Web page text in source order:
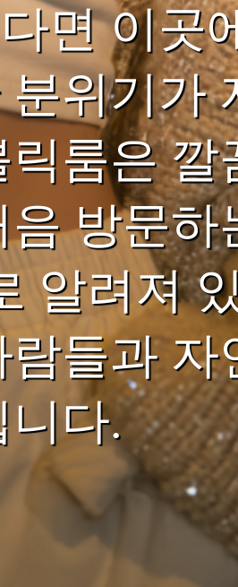
면 이곳
위기가
룸은 깔
방문하
알려져
들과 자
니다.